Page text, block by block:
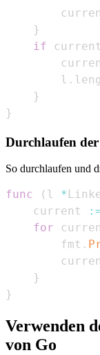
}
if current
        l
.
}
}
Durchlaufen
So durchlaufen und
func ( l *
    current
for
        fmt
.
}
}
Verwenden
von Go